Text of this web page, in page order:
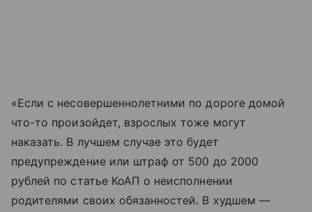
«Если с несовершеннолетними по дороге домой
что-то произойдет, взрослых тоже могут
наказать. В лучшем случае это будет
предупреждение или штраф от 500 до 2000
рублей по статье КоАП о неисполнении
родителями своих обязанностей. В худшем —